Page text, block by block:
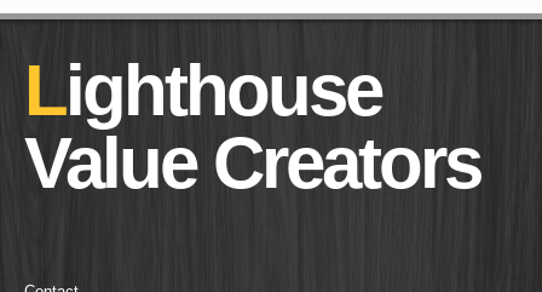
Lighthouse
Value Creators